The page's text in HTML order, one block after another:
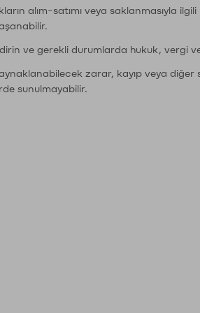
alım-satımı veya saklanmasıyla
ve gerekli durumlarda hukuk, vergi
zarar, kayıp veya diğer
sunulmayabilir.